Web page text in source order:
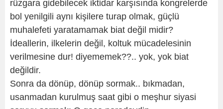
rüzgara gidebilecek iktidar karşısında kongrelerde
bol yenilgili aynı kişilere turap olmak, güçlü
muhalefeti yaratamamak biat değil midir?
İdeallerin, ilkelerin değil, koltuk mücadelesinin
verilmesine dur! diyememek??.. yok, yok biat
değildir.
Sonra da dönüp, dönüp sormak.. bıkmadan,
usanmadan kurulmuş saat gibi o meşhur siyasi